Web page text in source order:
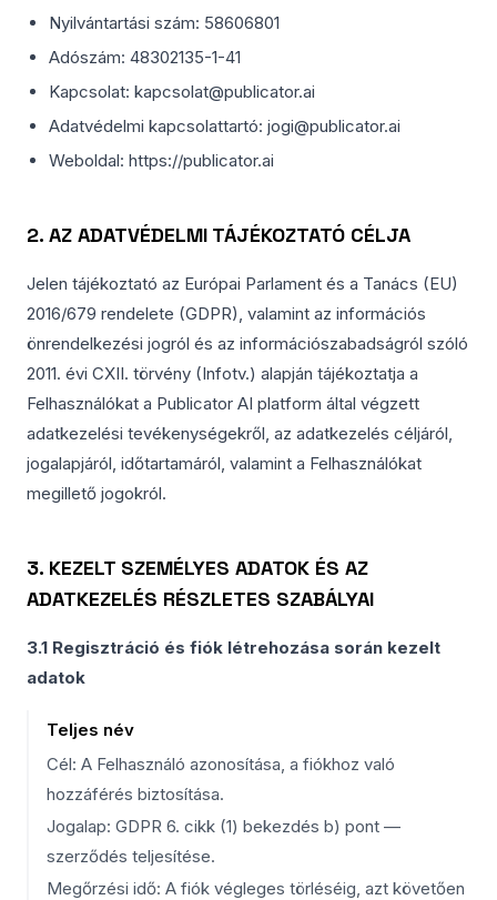
Nyilvántartási szám: 58606801
Adószám: 48302135-1-41
Kapcsolat: kapcsolat@publicator.ai
Adatvédelmi kapcsolattartó: jogi@publicator.ai
Weboldal: https://publicator.ai
2. AZ ADATVÉDELMI TÁJÉKOZTATÓ CÉLJA
Jelen tájékoztató az Európai Parlament és a Tanács (EU)
2016/679 rendelete (GDPR), valamint az információs
önrendelkezési jogról és az információszabadságról szóló
2011. évi CXII. törvény (Infotv.) alapján tájékoztatja a
Felhasználókat a Publicator AI platform által végzett
adatkezelési tevékenységekről, az adatkezelés céljáról,
jogalapjáról, időtartamáról, valamint a Felhasználókat
megillető jogokról.
3. KEZELT SZEMÉLYES ADATOK ÉS AZ
ADATKEZELÉS RÉSZLETES SZABÁLYAI
3.1 Regisztráció és fiók létrehozása során kezelt
adatok
Teljes név
Cél: A Felhasználó azonosítása, a fiókhoz való
hozzáférés biztosítása.
Jogalap: GDPR 6. cikk (1) bekezdés b) pont —
szerződés teljesítése.
Megőrzési idő: A fiók végleges törléséig, azt követően